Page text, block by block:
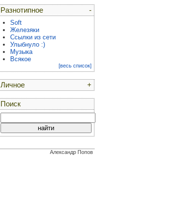
-
Разнотипное
Soft
Железяки
Ссылки из сети
Улыбнуло :)
Музыка
Всякое
[весь список]
+
Личное
Поиск
Александр Попов